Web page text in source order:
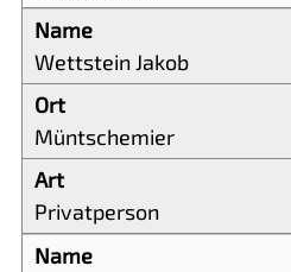
Wettstein Jakob
Müntschemier
Privatperson